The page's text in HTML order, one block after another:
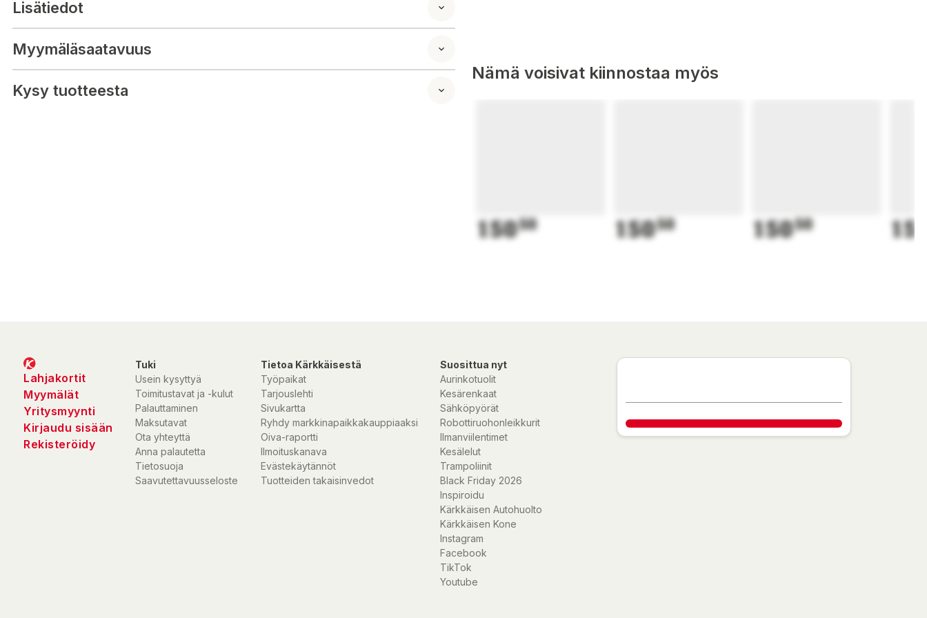
Rekommenderad ålder: 5+ år.
Lisätiedot
Myymäläsaatavuus
Kysy tuotteesta
Nämä voisivat kiinnostaa myös
15050 15050 15050
Lahjakortit
Myymälät
Yritysmyynti
Kirjaudu sisään
Rekisteröidy
Tuki
Usein kysyttyä
Toimitustavat ja -kulut
Palauttaminen
Maksutavat
Ota yhteyttä
Anna palautetta
Tietosuoja
Saavutettavuusseloste
Tietoa Kärkkäisestä
Työpaikat
Tarjouslehti
Sivukartta
Ryhdy markkinapaikkakauppiaaksi
Oiva-raportti
Ilmoituskanava
Evästekäytännöt
Tuotteiden takaisinvedot
Suosittua nyt
Aurinkotuolit
Kesärenkaat
Sähköpyörät
Robottiruohonleikkurit
Ilmanviilentimet
Kesälelut
Trampoliinit
Black Friday 2026
Inspiroidu
Kärkkäisen Autohuolto
Kärkkäisen Kone
Instagram
Facebook
TikTok
Youtube